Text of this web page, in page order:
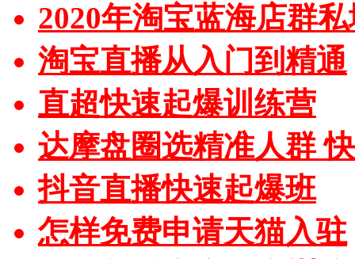
2020年淘宝蓝海店群
淘宝直播从入门到精通
直超快速起爆训练营
达摩盘圈选精准人群
抖音直播快速起爆班
怎样免费申请天猫入驻